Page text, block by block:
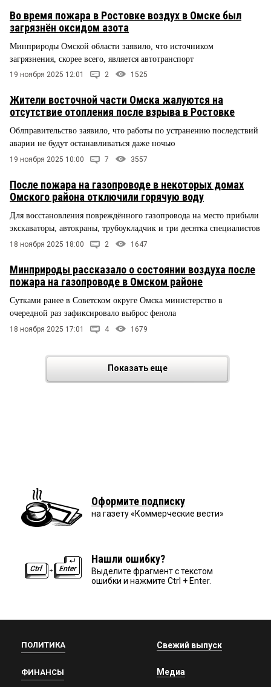
Во время пожара в Ростовке воздух в Омске был
загрязнён оксидом азота
Минприроды Омской области заявило, что источником
загрязнения, скорее всего, является автотранспорт
19 ноября 2025 12:01 2 1525
Жители восточной части Омска жалуются на
отсутствие отопления после взрыва в Ростовке
Облправительство заявило, что работы по устранению последствий
аварии не будут останавливаться даже ночью
19 ноября 2025 10:00 7 3557
После пожара на газопроводе в некоторых домах
Омского района отключили горячую воду
Для восстановления повреждённого газопровода на место прибыли
экскаваторы, автокраны, трубоукладчик и три десятка специалистов
18 ноября 2025 18:00 2 1647
Минприроды рассказало о состоянии воздуха после
пожара на газопроводе в Омском районе
Сутками ранее в Советском округе Омска министерство в
очередной раз зафиксировало выброс фенола
18 ноября 2025 17:01 4 1679
Показать еще
Оформите подписку
на газету «Коммерческие вести»
Нашли ошибку?
Выделите фрагмент с текстом
ошибки и нажмите Ctrl + Enter.
ПОЛИТИКА
ФИНАНСЫ
Свежий выпуск
Медиа